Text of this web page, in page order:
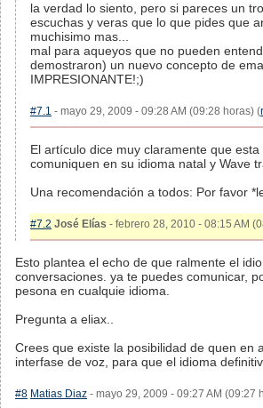
la verdad lo siento, pero si pareces un
escuchas y veras que lo que pides que
muchisimo mas...
mal para aqueyos que no pueden
demostraron) un nuevo concepto de
IMPRESIONANTE!;)
#7.1 - mayo 29, 2009 - 09:28 AM (09:28 horas) (
El artículo dice muy claramente que
comuniquen en su idioma natal y Wave
Una recomendación a todos: Por favor
#7.2 José Elías - febrero 28, 2010 - 08:15 AM
Esto plantea el echo de que ralmente el
conversaciones. ya te puedes comunicar,
pesona en cualquie idioma.
Pregunta a eliax..
Crees que existe la posibilidad de quen en
interfase de voz, para que el idioma
#8 Matias Diaz - mayo 29, 2009 - 09:27 AM (09:27